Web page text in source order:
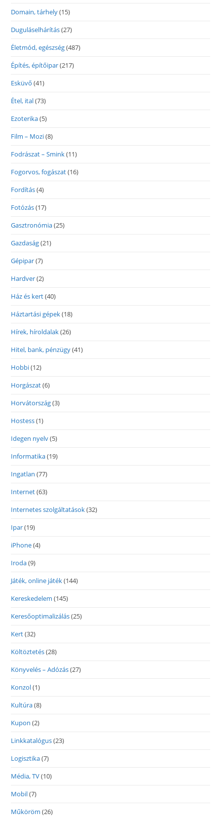
Domain, tárhely(15)
Duguláselhárítás(27)
Életmód, egészség(487)
Építés, építőipar(217)
Esküvő (41)
Étel, ital(73)
Ezoterika(5)
Film – Mozi(8)
Fodrászat – Smink(11)
Fogorvos, fogászat(16)
Fordítás(4)
Fotózás(17)
Gasztronómia(25)
Gazdaság(21)
Gépipar(7)
Hardver(2)
Ház és kert(40)
Háztartási gépek(18)
Hírek, híroldalak(26)
Hitel, bank, pénzügy(41)
Hobbi(12)
Horgászat(6)
Horvátország(3)
Hostess(1)
Idegen nyelv(5)
Informatika(19)
Ingatlan (77)
Internet(63)
Internetes szolgáltatások(32)
Ipar(19)
iPhone(4)
Iroda(9)
Játék, online játék(144)
Kereskedelem (145)
Keresőoptimalizálás(25)
Kert(32)
Költöztetés(28)
Könyvelés – Adózás(27)
Konzol(1)
Kultúra(8)
Kupon (2)
Linkkatalógus(23)
Logisztika(7)
Média, TV(10)
Mobil(7)
Műköröm (26)